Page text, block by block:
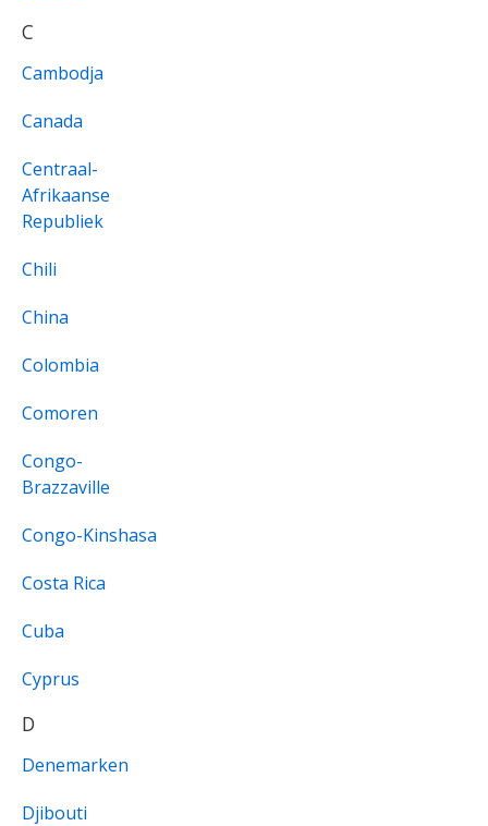
C
Cambodja
Canada
Centraal-
Afrikaanse
Republiek
Chili
China
Colombia
Comoren
Congo-
Brazzaville
Congo-Kinshasa
Costa Rica
Cuba
Cyprus
D
Denemarken
Djibouti